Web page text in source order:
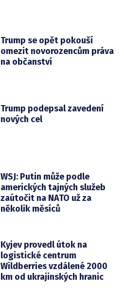
Trump se opět pokouší
omezit novorozencům práva
na občanství
Trump podepsal zavedení
nových cel
WSJ: Putin může podle
amerických tajných služeb
zaútočit na NATO už za
několik měsíců
Kyjev provedl útok na
logistické centrum
Wildberries vzdálené 2000
km od ukrajinských hranic